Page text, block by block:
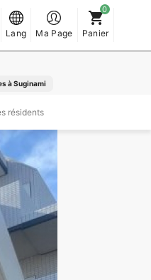
Lang Ma Page Panier
à Suginami
résidents